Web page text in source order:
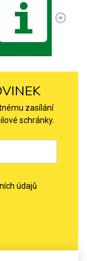
zasílání
schránky.
údajů